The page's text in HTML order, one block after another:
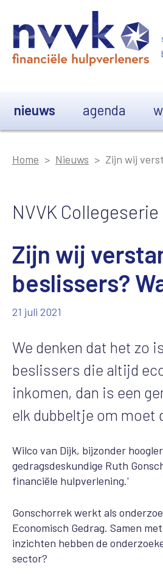
nieuws agenda
Home Nieuws Zijn wij
NVVK
Zijn wij
beslissers?
21 juli 2021
We denken dat het zo
beslissers die altijd
inkomen, dan is een
elk dubbeltje om moet
Wilco van Dijk, bijzonder
gedragsdeskundige Ruth
financiële hulpverlening.'
Gonschorrek werkt als
Economisch Gedrag. Samen
inzichten hebben de
sector?